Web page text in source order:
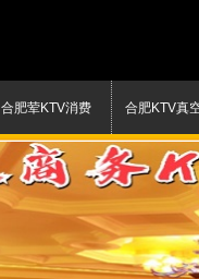
合肥荤KTV消费 合肥KTV真